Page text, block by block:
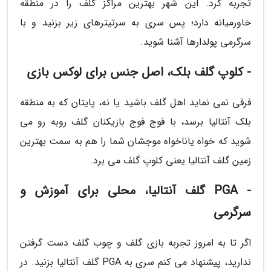
تجربه کرد. این شهر بهترین مراکز گلف را در منطقه
خاورمیانه دارد؛ پس سری به سرتیترهای زیر بزنید و با
سرگرمی پولدارها آشنا شوید.
- کلوپ گلف بلک، اصل جنس برای لوکس بازی
فرقی نمی نماید اهل گلف باشید یا نه، پایتان که به منطقه
بلک آنتالیا برسد، با فوج فوج بازیکنان گلف روبه رو می
شوید که خواه یاناخواه موجشان شما را هم به سمت بهترین
زمین گلف آنتالیا یعنی کلوپ گلف می برد.
- PGA گلف آنتالیا، محلی برای آموزش و
سرگرمی
اگر تا به امروز تجربه بازی گلف و چوب گلف دست گرفتن
ندارید، پیشنهاد می کنم سری به PGA گلف آنتالیا بزنید. در